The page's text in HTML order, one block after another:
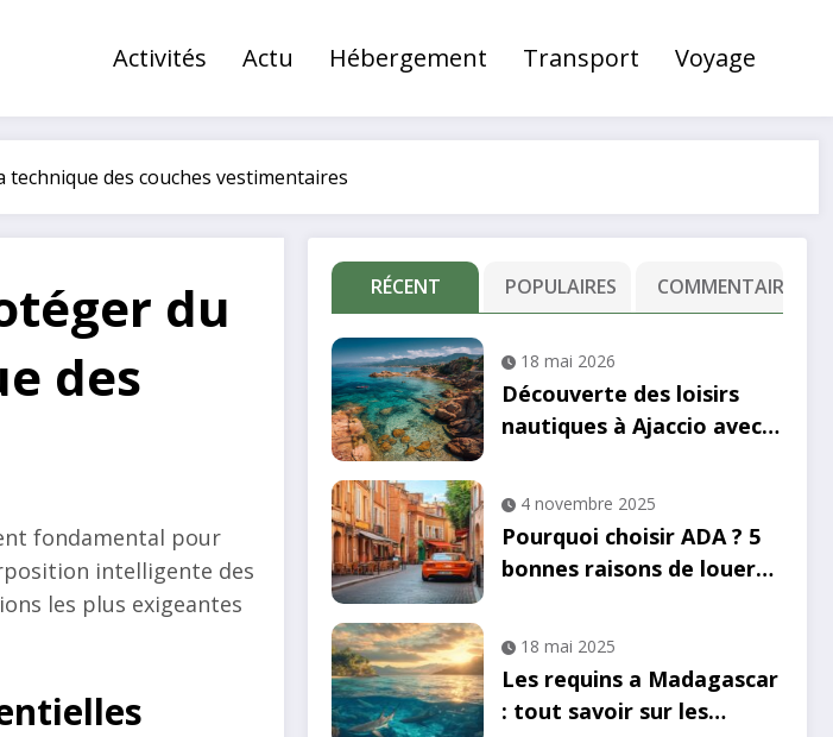
Activités Actu Hébergement Transport Voyage
des couches vestimentaires
du
des
fondamental pour
intelligente des
les plus exigeantes
RÉCENT POPULAIRES COMMENTAIRE
18 mai 2026
Découverte des loisirs
nautiques à Ajaccio avec
en kayak inoubliable
4 novembre 2025
Pourquoi choisir ADA ? 5
bonnes raisons de louer
18 mai 2025
Les requins a Madagascar
: tout savoir sur les